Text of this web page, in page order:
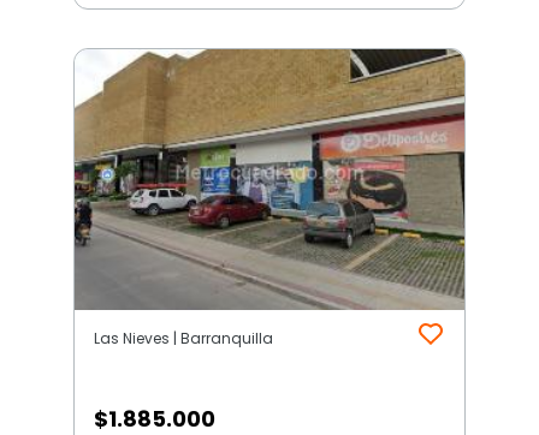
Las Nieves | Barranquilla
$1.885.000